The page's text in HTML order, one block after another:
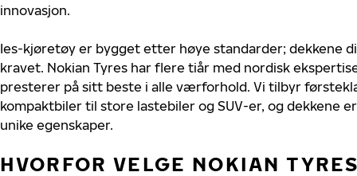
innovasjon.
Ies-kjøretøy er bygget etter høye standarder; dekkene
kravet. Nokian Tyres har flere tiår med nordisk
presterer på sitt beste i alle værforhold. Vi tilbyr
kompaktbiler til store lastebiler og SUV-er, og dekkene
unike egenskaper.
HVORFOR VELGE NOKIAN